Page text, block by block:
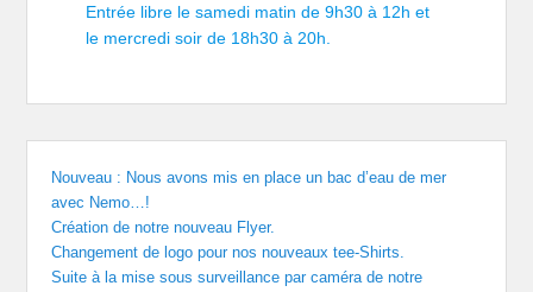
Entrée libre le samedi matin de 9h30 à 12h et
le mercredi soir de 18h30 à 20h.
Nouveau : Nous avons mis en place un bac d’eau de mer
avec Nemo…!
Création de notre nouveau Flyer.
Changement de logo pour nos nouveaux tee-Shirts.
Suite à la mise sous surveillance par caméra de notre